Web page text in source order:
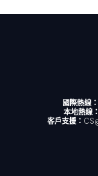
國際熱線：
本地熱線：
客戶支援：